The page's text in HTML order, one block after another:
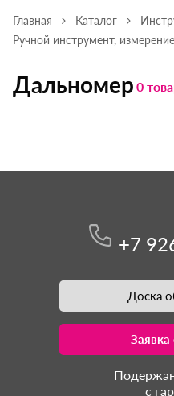
Главная Каталог
Ручной инструмент,
Дальномер 0
+7
Доска
с